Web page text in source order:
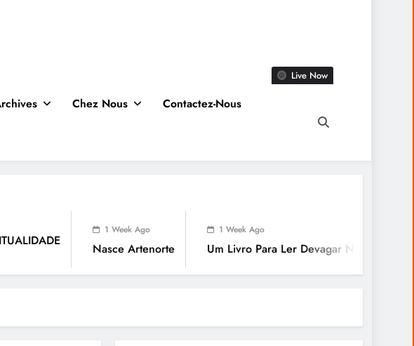
Chez Nous Contactez-Nous
Live Now
Nasce Artenorte
1 Week Ago
Um Livro Para Ler Devagar Neste Verão